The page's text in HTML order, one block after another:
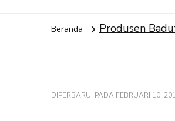
Beranda Produsen
DIPERBARUI PADA FEBRUARI 10,